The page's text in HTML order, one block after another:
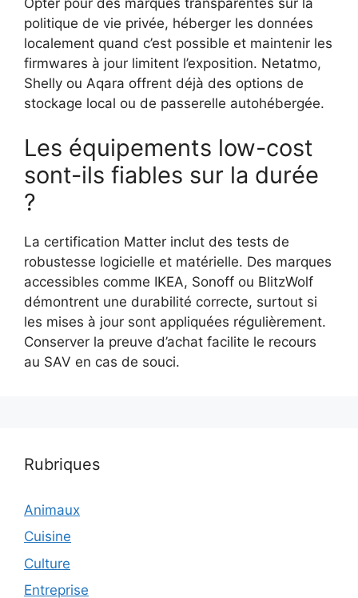
Opter pour des marques transparentes sur la
politique de vie privée, héberger les données
localement quand c’est possible et maintenir les
firmwares à jour limitent l’exposition. Netatmo,
Shelly ou Aqara offrent déjà des options de
stockage local ou de passerelle autohébergée.
Les équipements low-cost
sont-ils fiables sur la durée
?
La certification Matter inclut des tests de
robustesse logicielle et matérielle. Des marques
accessibles comme IKEA, Sonoff ou BlitzWolf
démontrent une durabilité correcte, surtout si
les mises à jour sont appliquées régulièrement.
Conserver la preuve d’achat facilite le recours
au SAV en cas de souci.
Rubriques
Animaux
Cuisine
Culture
Entreprise